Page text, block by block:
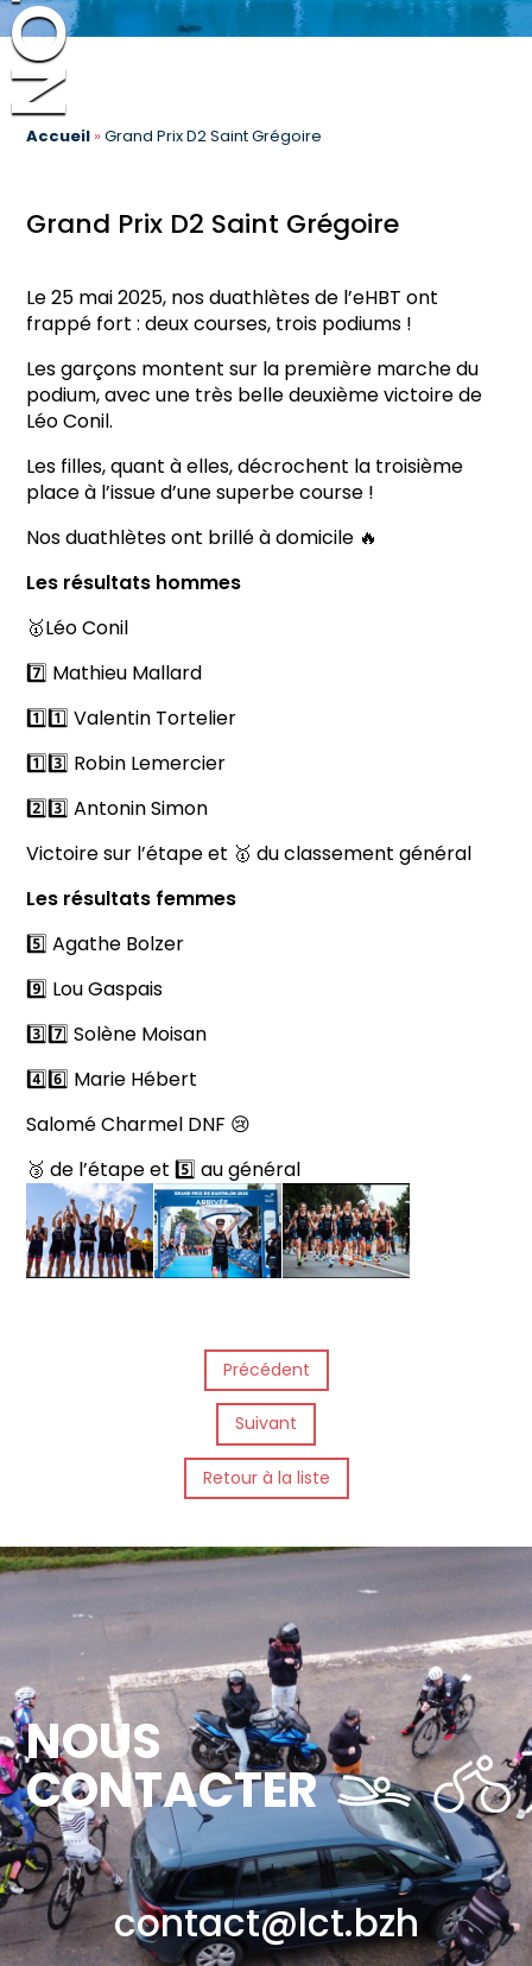
Accueil »Grand Prix D2 Saint Grégoire
Grand Prix D2 Saint Grégoire
Le 25 mai 2025, nos duathlètes de l’eHBT ont
frappé fort : deux courses, trois podiums !
Les garçons montent sur la première marche du
podium, avec une très belle deuxième victoire de
Léo Conil.
Les filles, quant à elles, décrochent la troisième
place à l’issue d’une superbe course !
Nos duathlètes ont brillé à domicile 🔥
Les résultats hommes
🥇Léo Conil
7️⃣ Mathieu Mallard
1️⃣1️⃣ Valentin Tortelier
1️⃣3️⃣ Robin Lemercier
2️⃣3️⃣ Antonin Simon
Victoire sur l’étape et 🥇 du classement général
Les résultats femmes
5️⃣ Agathe Bolzer
9️⃣ Lou Gaspais
3️⃣7️⃣ Solène Moisan
4️⃣6️⃣ Marie Hébert
Salomé Charmel DNF 😢
🥉 de l’étape et 5️⃣ au général
Retour à la liste
Précédent
Suivant
NOUS
CONTACTER
contact@lct.bzh